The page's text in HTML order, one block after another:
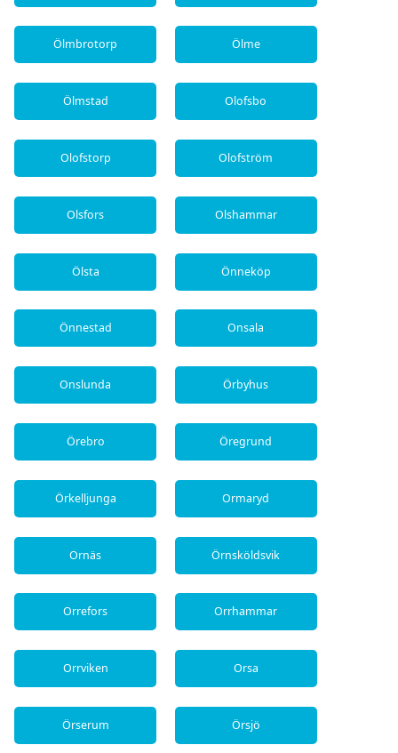
Ölmbrotorp Ölme
Ölmstad Olofsbo
Olofstorp Olofström
Olsfors Olshammar
Ölsta Önneköp
Önnestad Onsala
Onslunda Örbyhus
Örebro Öregrund
Örkelljunga Ormaryd
Ornäs Örnsköldsvik
Orrefors Orrhammar
Orrviken Orsa
Örserum Örsjö